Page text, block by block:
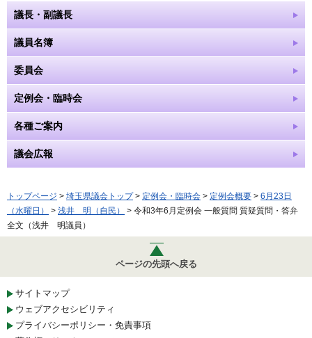
議長・副議長
議員名簿
委員会
定例会・臨時会
各種ご案内
議会広報
トップページ > 埼玉県議会トップ> 定例会・臨時会 > 定例会概要 > 6月23日
（水曜日）
> 浅井 明（自民）
> 令和3年6月定例会 一般質問 質疑質問・答弁
全文（浅井 明議員）
ページの先頭へ戻る
サイトマップ
ウェブアクセシビリティ
プライバシーポリシー・免責事項